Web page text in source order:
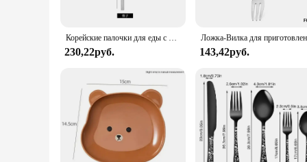
Корейские палочки для еды с длинной ручкой, ложка, столовые приборы, многоразовые палочки из нержавеющей стали, Нескользящие палочки для суши, еды
230,22руб. 143,42руб.